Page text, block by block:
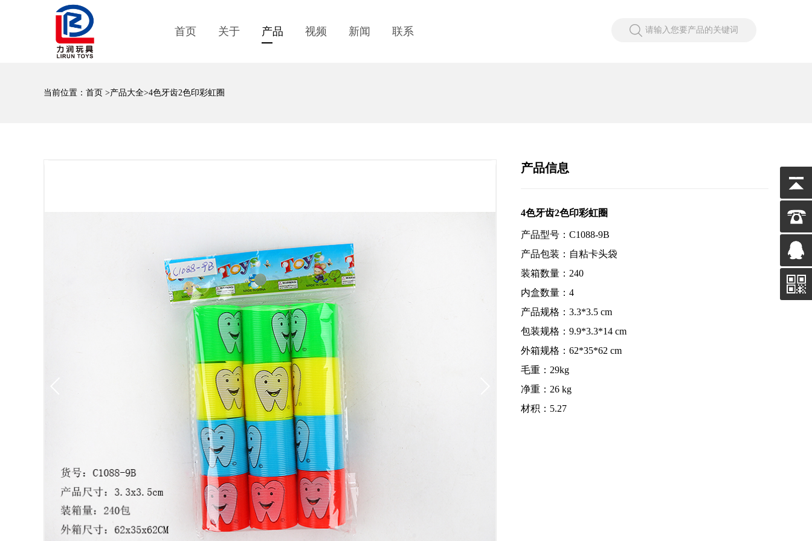
首页 关于 产品 视频 新闻 联系 请输入您要产品的关键词
当前位置： 首页 >产品大全>4色牙齿2色印彩虹圈
产品信息
4色牙齿2色印彩虹圈
产品型号：C1088-9B
产品包装：自粘卡头袋
装箱数量：240
内盒数量：4
产品规格：3.3*3.5 cm
包装规格：9.9*3.3*14 cm
外箱规格：62*35*62 cm
毛重：29kg
净重：26 kg
材积：5.27